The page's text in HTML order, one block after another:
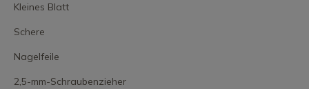
Kleines Blatt
Schere
Nagelfeile
2,5-mm-Schraubenzieher